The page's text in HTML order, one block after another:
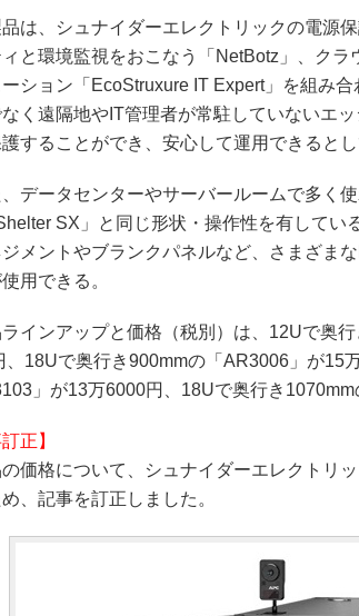
は、シュナイダーエレクトリックの電源
ィと環境監視をおこなう「NetBotz」、ク
ション「EcoStruxure IT Expert」を組み
く遠隔地やIT管理者が常駐していないエ
することができ、安心して運用できるとし
データセンターやサーバールームで多く
SX」と同じ形状・操作性を有して
ジメントやブランクパネルなど、さまざま
用できる。
インアップと価格（税別）は、12Uで奥
、18Uで奥行き900mmの「AR3006」が15
」が13万6000円、18Uで奥行き
正】
価格について、シュナイダーエレクトリ
、記事を訂正しました。